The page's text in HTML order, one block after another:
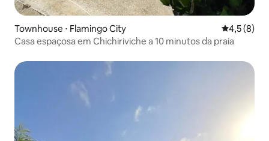
Townhouse ⋅ Flamingo City 4,5 de
4,5 (8)
Casa espaçosa em Chichiriviche a 10 minutos da praia